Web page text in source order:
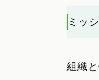
ミッ
組織